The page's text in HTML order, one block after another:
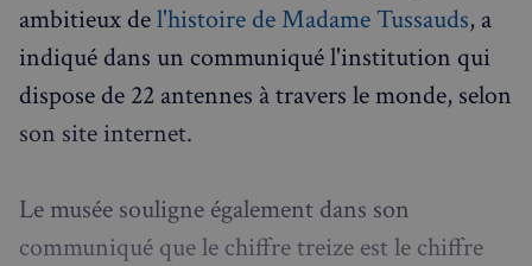
ambitieux del'histoire de Madame Tussauds, a
indiqué dans un communiqué l'institution qui
dispose de 22 antennes à travers le monde, selon
son site internet.
Le musée souligne également dans son
communiqué que le chiffre treize est le chiffre